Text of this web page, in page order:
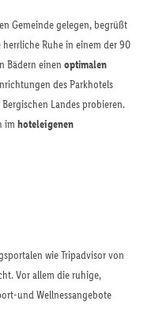
Gemeinde gelegen, begrüßt
herrliche Ruhe in einem der 90
Bädern einen optimalen
des Parkhotels
Landes probieren.
im hoteleigenen
wie Tripadvisor von
Vor allem die ruhige,
und Wellnessangebote